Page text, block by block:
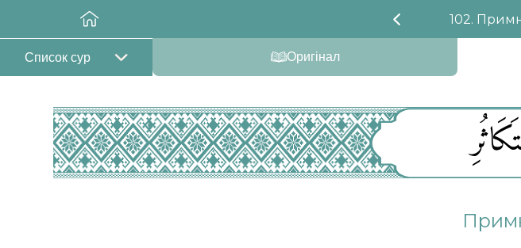
102.
Список сур Оригінал